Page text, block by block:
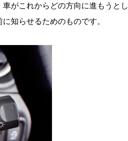
がこれからどの方向に進もうとし
知らせるためのものです。